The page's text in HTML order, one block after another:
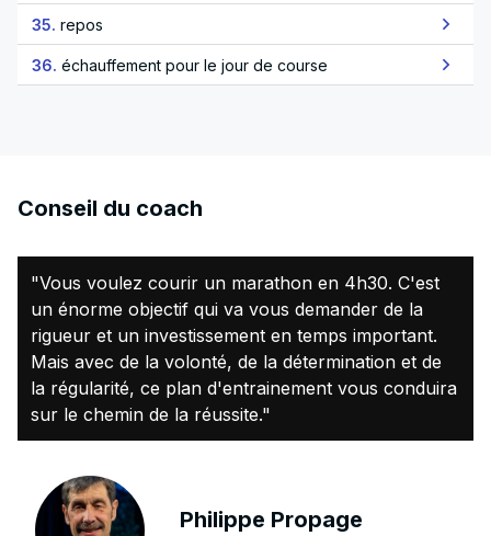
35. repos
36. échauffement pour le jour de course
Conseil du coach
"Vous voulez courir un marathon en 4h30. C'est
un énorme objectif qui va vous demander de la
rigueur et un investissement en temps important.
Mais avec de la volonté, de la détermination et de
la régularité, ce plan d'entrainement vous conduira
sur le chemin de la réussite."
Philippe Propage